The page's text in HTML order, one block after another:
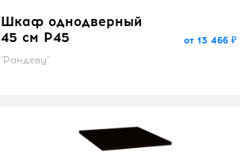
Шкаф однодверный
45 см P45
"Рандеву"
от 13 466 ₽